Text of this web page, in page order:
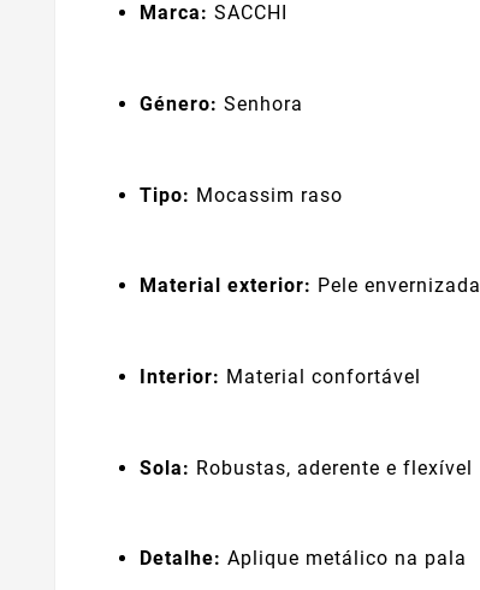
Marca: SACCHI
Género: Senhora
Tipo: Mocassim raso
Material exterior: Pele envernizada
Interior: Material confortável
Sola: Robustas, aderente e flexível
Detalhe: Aplique metálico na pala